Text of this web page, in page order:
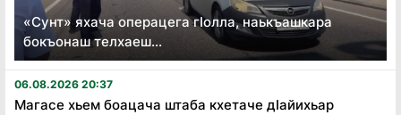
«Сунт» яхача операцега гӏолла, наькъашкара
бокъонаш телхаеш...
06.08.2026 20:37
Магасе хьем боацача штаба кхетаче дӏайихьар